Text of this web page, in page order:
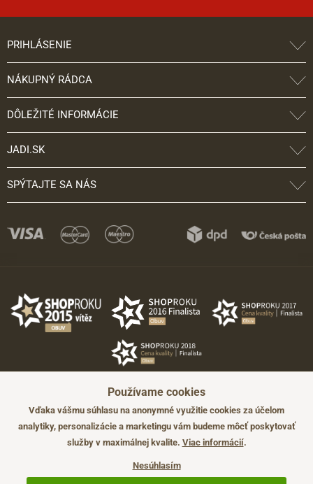
PRIHLÁSENIE
NÁKUPNÝ RÁDCA
DÔLEŽITÉ INFORMÁCIE
JADI.SK
SPÝTAJTE SA NÁS
Údaje majú len informatívny charakter a môžu byť zmenené bez
Používame cookies
Vďaka vášmu súhlasu na anonymné využitie cookies za účelom
analytiky, personalizácie a marketingu vám budeme môcť poskytovať
služby v maximálnej kvalite. Viac informácií.
Nesúhlasím